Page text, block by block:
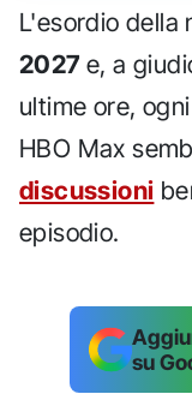
L'esordio della
2027 e, a
ultime ore,
HBO Max
discussioni
episodio.
su